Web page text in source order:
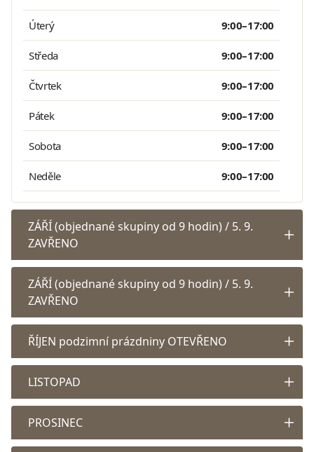
Úterý 9:00–17:00
Středa 9:00–17:00
Čtvrtek 9:00–17:00
Pátek 9:00–17:00
Sobota 9:00–17:00
Neděle 9:00–17:00
ZÁŘÍ (objednané skupiny od 9 hodin) / 5. 9.
ZAVŘENO
ZÁŘÍ (objednané skupiny od 9 hodin) / 5. 9.
ZAVŘENO
ŘÍJEN podzimní prázdniny OTEVŘENO
LISTOPAD
PROSINEC